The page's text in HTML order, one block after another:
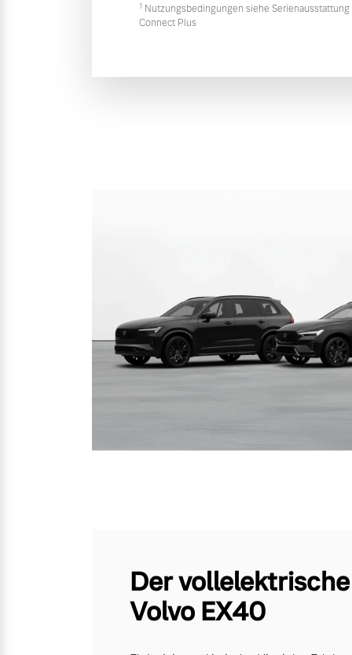
1 Nutzungsbedingungen siehe Serienausstattung
Connect Plus
Der vollelektrische
Volvo EX40